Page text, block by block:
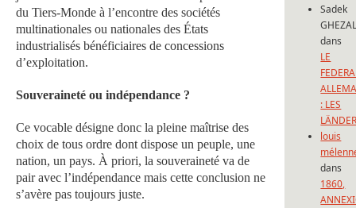
du Tiers-Monde à l’encontre des sociétés
multinationales ou nationales des États
industrialisés bénéficiaires de concessions
d’exploitation.
Souveraineté ou indépendance ?
Ce vocable désigne donc la pleine maîtrise des
choix de tous ordre dont dispose un peuple, une
nation, un pays. À priori, la souveraineté va de
pair avec l’indépendance mais cette conclusion ne
s’avère pas toujours juste.
Sadek
dans
LE
: LES
louis
dans
1860,